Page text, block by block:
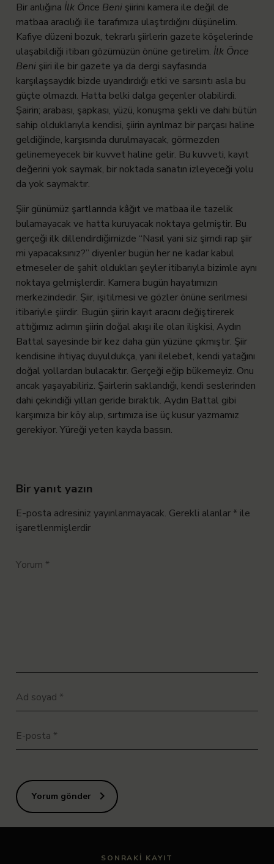
Bir anlığına İlk Önce Benişiirini kamera ile değil de
matbaa aracılığı ile tarafımıza ulaştırdığını düşünelim.
Kafiye düzeni bozuk, tekrarlı şiirlerin gazete köşelerinde
ulaşabildiği itibarı gözümüzün önüne getirelim. İlk Önce
Benişiiri ile bir gazete ya da dergi sayfasında
karşılaşsaydık bizde uyandırdığı etki ve sarsıntı asla bu
güçte olmazdı. Hatta belki dalga geçenler olabilirdi.
Şairin; arabası, şapkası, yüzü, konuşma şekli ve dahi bütün
sahip olduklarıyla kendisi, şiirin ayrılmaz bir parçası haline
geldiğinde, karşısında durulmayacak, görmezden
gelinemeyecek bir kuvvet haline gelir. Bu kuvveti, kayıt
değerini yok saymak, bir noktada sanatın izleyeceği yolu
da yok saymaktır.
Şiir günümüz şartlarında kâğıt ve matbaa ile tazelik
bulamayacak ve hatta kuruyacak noktaya gelmiştir. Bu
gerçeği ilk dillendirdiğimizde “Nasıl yani siz şimdi rap şiir
mi yapacaksınız?” diyenler bugün her ne kadar kabul
etmeseler de şahit oldukları şeyler itibarıyla bizimle aynı
noktaya gelmişlerdir. Kamera bugün hayatımızın
merkezindedir. Şiir, işitilmesi ve gözler önüne serilmesi
itibariyle şiirdir. Bugün şiirin kayıt aracını değiştirerek
attığımız adımın şiirin doğal akışı ile olan ilişkisi, Aydın
Battal sayesinde bir kez daha gün yüzüne çıkmıştır. Şiir
kendisine ihtiyaç duyuldukça, yani ilelebet, kendi yatağını
doğal yollardan bulacaktır. Gerçeği eğip bükemeyiz. Onu
ancak yaşayabiliriz. Şairlerin saklandığı, kendi seslerinden
dahi çekindiği yılları geride bıraktık. Aydın Battal gibi
karşımıza bir köy alıp, sırtımıza ise üç kusur yazmamız
gerekiyor. Yüreği yeten kayda bassın.
Bir yanıt yazın
E-posta adresiniz yayınlanmayacak. Gerekli alanlar *ile
işaretlenmişlerdir
Yorum *
Ad soyad *
E-posta *
Yorum gönder
SONRAKI KAYIT